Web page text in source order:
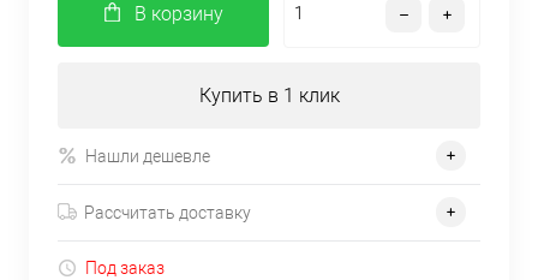
В корзину
Купить в 1 клик
Нашли дешевле
Рассчитать доставку
Под заказ